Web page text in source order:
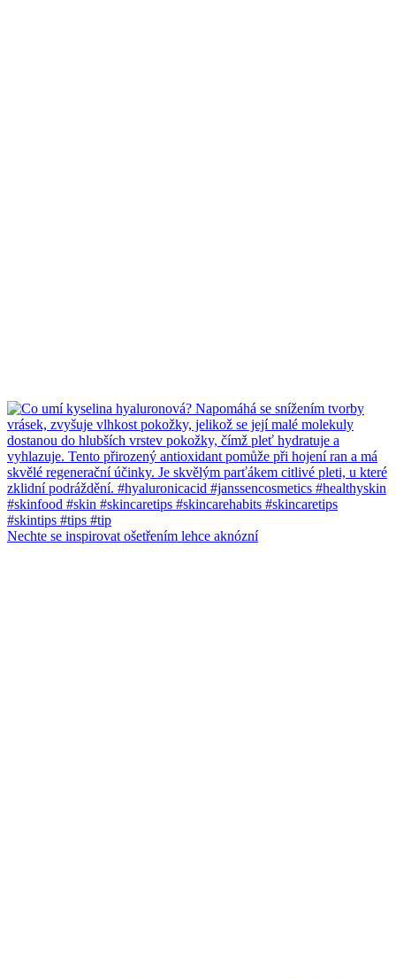
Nechte se inspirovat ošetřením lehce aknózní